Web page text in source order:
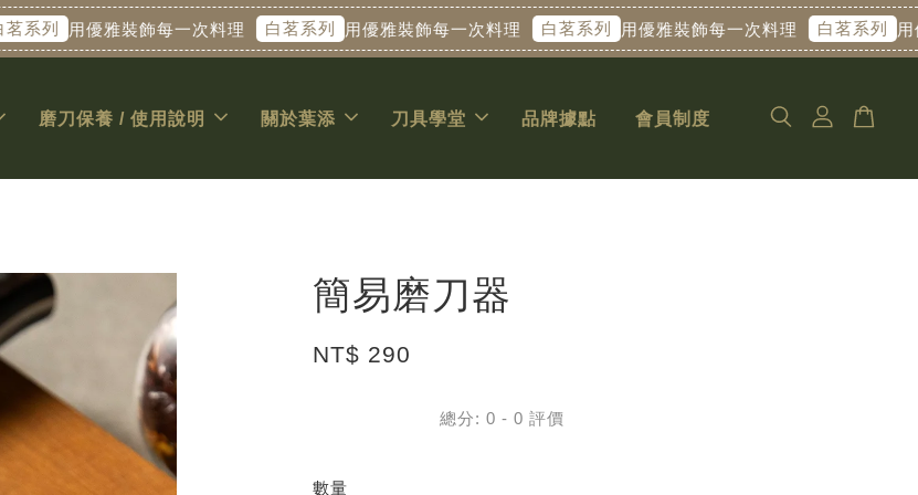
用優雅裝飾每一次料理 白茗系列 用優雅裝飾每一次料理 白茗系列 用優雅裝飾每一次料理 白茗系列 用優雅裝
磨刀保養 / 使用說明 關於葉添 刀具學堂 品牌據點 會員制度
簡易磨刀器
NT$ 290
總分:0 -0 評價
數量